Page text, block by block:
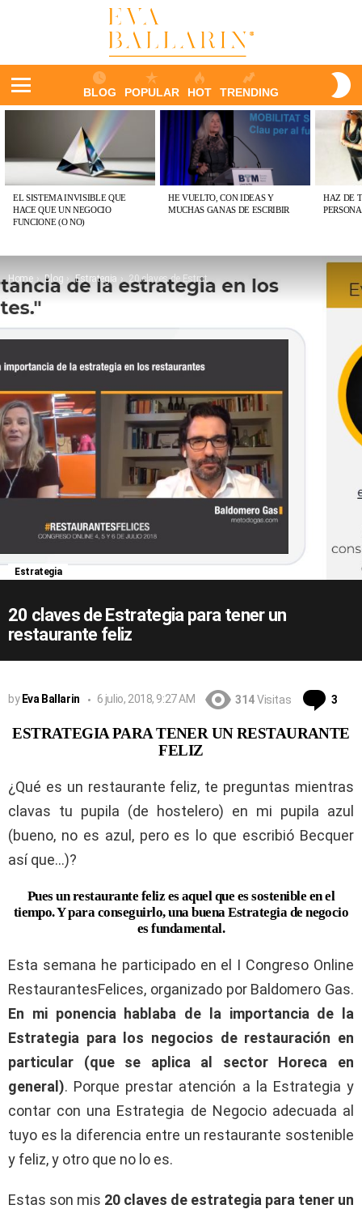
BLOG POPULAR HOT TRENDING
PUBLICACIONES
EL SISTEMA INVISIBLE QUE
HACE QUE UN NEGOCIO
FUNCIONE (O NO)
HE VUELTO, CON IDEAS Y
MUCHAS GANAS DE ESCRIBIR
HAZ DE
You are here:
Home Blog Estrategia 20 claves de Estrategia para tener un restaurante feliz
Estrategia
20 claves de Estrategia para tener un
restaurante feliz
by Eva Ballarin 6 julio, 2018, 9:27 AM 314 Visitas 3
ESTRATEGIA PARA TENER UN RESTAURANTE
FELIZ
¿Qué es un restaurante feliz, te preguntas mientras
clavas tu pupila (de hostelero) en mi pupila azul
(bueno, no es azul, pero es lo que escribió Becquer
así que…)?
Pues un restaurante feliz es aquel que es sostenible en el
tiempo. Y para conseguirlo, una buena Estrategia de negocio
es fundamental.
Esta semana he participado en el I Congreso Online
RestaurantesFelices, organizado por Baldomero Gas.
En mi ponencia hablaba de la importancia de la
Estrategia para los negocios de restauración en
particular (que se aplica al sector Horeca en
general). Porque prestar atención a la Estrategia y
contar con una Estrategia de Negocio adecuada al
tuyo es la diferencia entre un restaurante sostenible
y feliz, y otro que no lo es.
Estas son mis 20 claves de estrategia para tener un